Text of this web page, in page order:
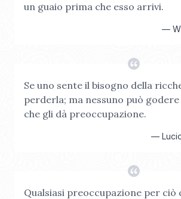
un guaio prima che esso arrivi.
—
Se uno sente il bisogno della
perderla; ma nessuno può godere
che gli dà preoccupazione.
—
Qualsiasi preoccupazione per ciò